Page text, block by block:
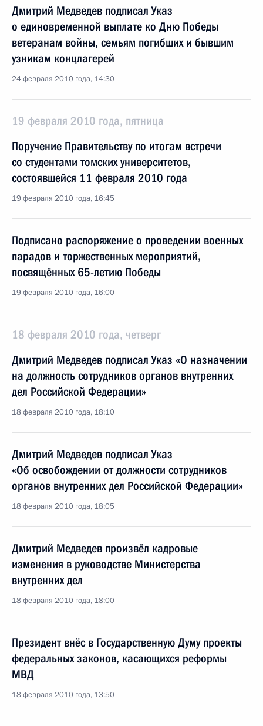
Дмитрий Медведев подписал Указ
о единовременной выплате ко Дню Победы
ветеранам войны, семьям погибших и бывшим
узникам концлагерей
24 февраля 2010 года, 14:30
19 февраля 2010 года, пятница
Поручение Правительству по итогам встречи
со студентами томских университетов,
состоявшейся 11 февраля 2010 года
19 февраля 2010 года, 16:45
Подписано распоряжение о проведении военных
парадов и торжественных мероприятий,
посвящённых 65-летию Победы
19 февраля 2010 года, 16:00
18 февраля 2010 года, четверг
Дмитрий Медведев подписал Указ «О назначении
на должность сотрудников органов внутренних
дел Российской Федерации»
18 февраля 2010 года, 18:10
Дмитрий Медведев подписал Указ
«Об освобождении от должности сотрудников
органов внутренних дел Российской Федерации»
18 февраля 2010 года, 18:05
Дмитрий Медведев произвёл кадровые
изменения в руководстве Министерства
внутренних дел
18 февраля 2010 года, 18:00
Президент внёс в Государственную Думу проекты
федеральных законов, касающихся реформы
МВД
18 февраля 2010 года, 13:50